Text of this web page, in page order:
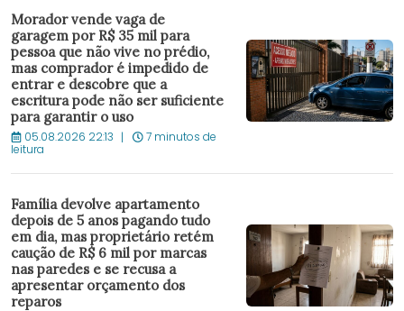
Morador vende vaga de
garagem por R$ 35 mil para
pessoa que não vive no prédio,
mas comprador é impedido de
entrar e descobre que a
escritura pode não ser suficiente
para garantir o uso
05.08.2026 22:13 7 minutos de
leitura
Família devolve apartamento
depois de 5 anos pagando tudo
em dia, mas proprietário retém
caução de R$ 6 mil por marcas
nas paredes e se recusa a
apresentar orçamento dos
reparos